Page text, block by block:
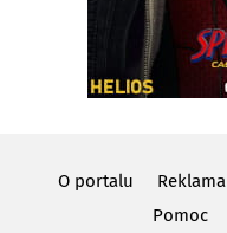
O portalu Reklama
Pomoc